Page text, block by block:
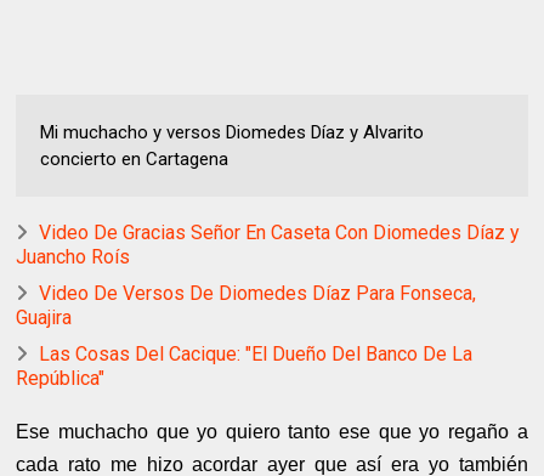
Mi muchacho y versos Diomedes Díaz y Alvarito
concierto en Cartagena
Video De Gracias Señor En Caseta Con Diomedes Díaz y
Juancho Roís
Video De Versos De Diomedes Díaz Para Fonseca,
Guajira
Las Cosas Del Cacique: "El Dueño Del Banco De La
República"
Ese muchacho que yo quiero tanto ese que yo regaño a
cada rato me hizo acordar ayer que así era yo también